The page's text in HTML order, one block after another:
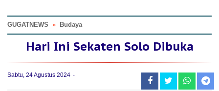
GUGATNEWS » Budaya
Hari Ini Sekaten Solo Dibuka
Sabtu, 24 Agustus 2024